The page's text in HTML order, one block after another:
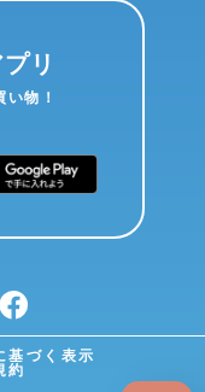
リ
物！
facebook
基づく表示
約